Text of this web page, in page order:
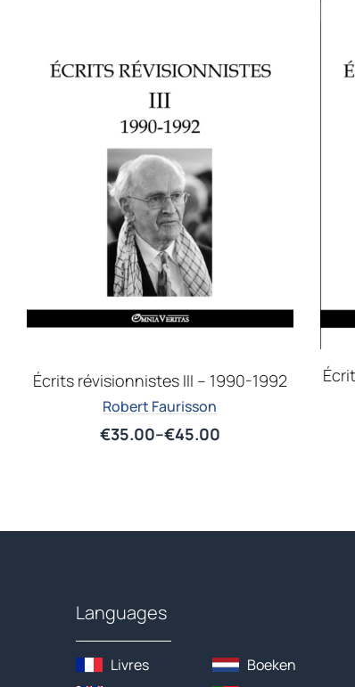
Écrits révisionnistes III – 1990-1992
Robert Faurisson
€35.00–€45.00
Languages
Livres
Boeken